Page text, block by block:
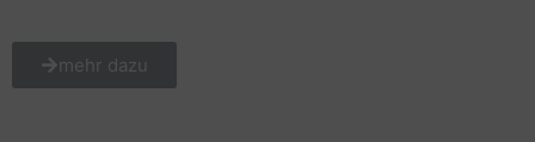
mehr dazu